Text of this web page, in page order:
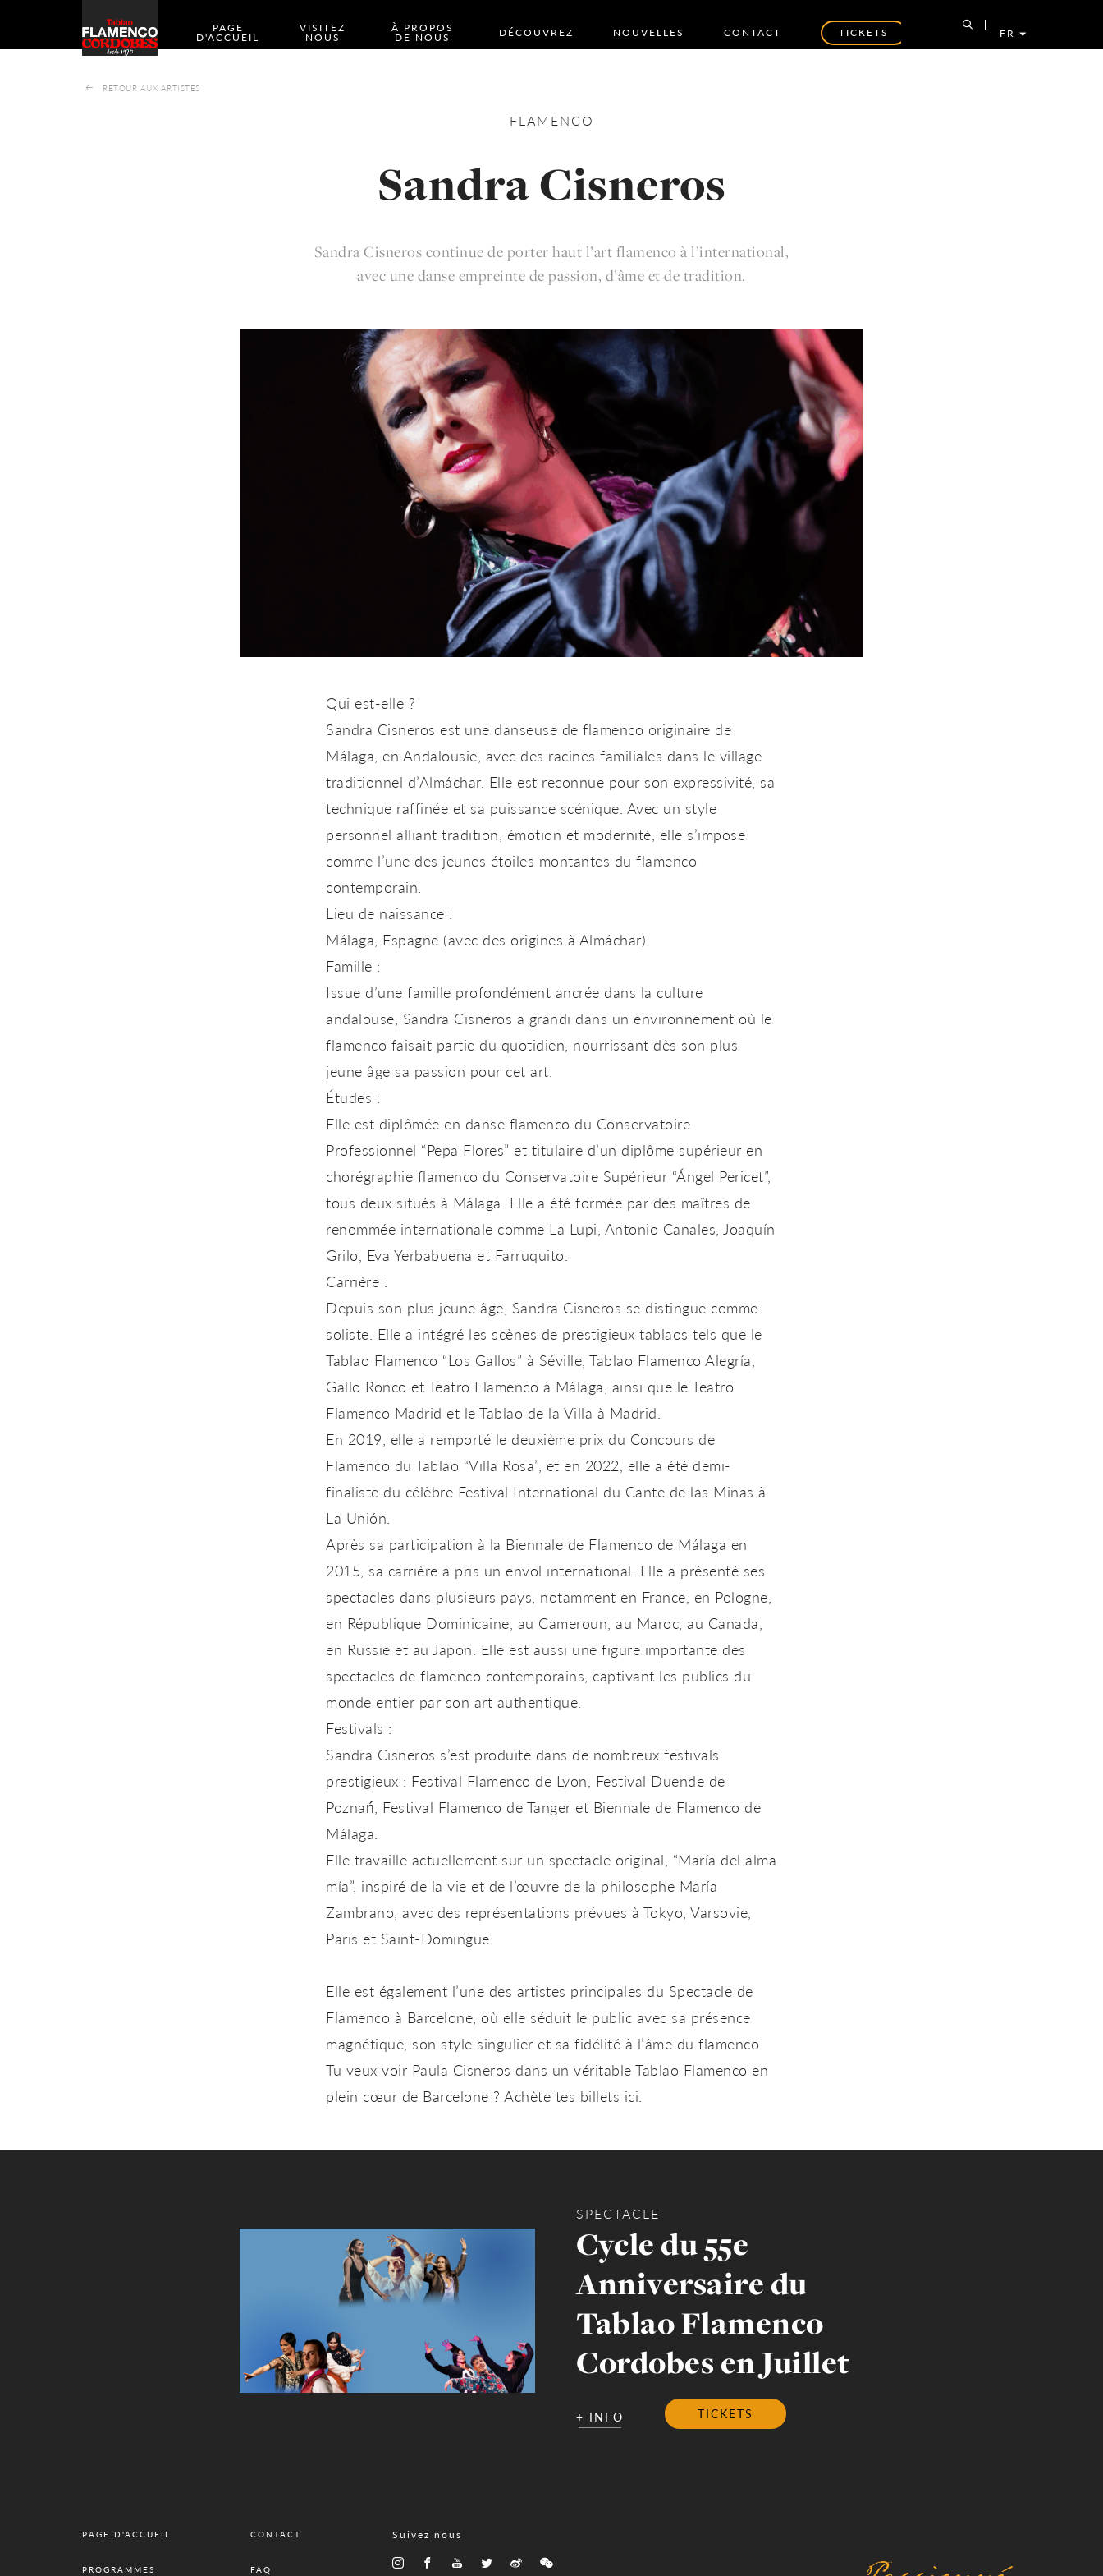
PAGE
D'ACCUEIL
VISITEZ
NOUS
À PROPOS
DE NOUS DÉCOUVREZ NOUVELLES CONTACT TICKETS FR
RETOUR AUX ARTISTES
FLAMENCO
Sandra Cisneros
Sandra Cisneros continue de porter haut l’art flamenco à l’international,
avec une danse empreinte de passion, d’âme et de tradition.
Qui est-elle ?
Sandra Cisneros est une danseuse de flamenco originaire de
Málaga, en Andalousie, avec des racines familiales dans le village
traditionnel d’Almáchar. Elle est reconnue pour son expressivité, sa
technique raffinée et sa puissance scénique. Avec un style
personnel alliant tradition, émotion et modernité, elle s’impose
comme l’une des jeunes étoiles montantes du flamenco
contemporain.
Lieu de naissance :
Málaga, Espagne (avec des origines à Almáchar)
Famille :
Issue d’une famille profondément ancrée dans la culture
andalouse, Sandra Cisneros a grandi dans un environnement où le
flamenco faisait partie du quotidien, nourrissant dès son plus
jeune âge sa passion pour cet art.
Études :
Elle est diplômée en danse flamenco du Conservatoire
Professionnel “Pepa Flores” et titulaire d’un diplôme supérieur en
chorégraphie flamenco du Conservatoire Supérieur “Ángel Pericet”,
tous deux situés à Málaga. Elle a été formée par des maîtres de
renommée internationale comme La Lupi, Antonio Canales, Joaquín
Grilo, Eva Yerbabuena et Farruquito.
Carrière :
Depuis son plus jeune âge, Sandra Cisneros se distingue comme
soliste. Elle a intégré les scènes de prestigieux tablaos tels que le
Tablao Flamenco “Los Gallos” à Séville, Tablao Flamenco Alegría,
Gallo Ronco et Teatro Flamenco à Málaga, ainsi que le Teatro
Flamenco Madrid et le Tablao de la Villa à Madrid.
En 2019, elle a remporté le deuxième prix du Concours de
Flamenco du Tablao “Villa Rosa”, et en 2022, elle a été demi-
finaliste du célèbre Festival International du Cante de las Minas à
La Unión.
Après sa participation à la Biennale de Flamenco de Málaga en
2015, sa carrière a pris un envol international. Elle a présenté ses
spectacles dans plusieurs pays, notamment en France, en Pologne,
en République Dominicaine, au Cameroun, au Maroc, au Canada,
en Russie et au Japon. Elle est aussi une figure importante des
spectacles de flamenco contemporains, captivant les publics du
monde entier par son art authentique.
Festivals :
Sandra Cisneros s’est produite dans de nombreux festivals
prestigieux : Festival Flamenco de Lyon, Festival Duende de
Poznań, Festival Flamenco de Tanger et Biennale de Flamenco de
Málaga.
Elle travaille actuellement sur un spectacle original, “María del alma
mía”, inspiré de la vie et de l’œuvre de la philosophe María
Zambrano, avec des représentations prévues à Tokyo, Varsovie,
Paris et Saint-Domingue.
Elle est également l’une des artistes principales du Spectacle de
Flamenco à Barcelone, où elle séduit le public avec sa présence
magnétique, son style singulier et sa fidélité à l’âme du flamenco.
Tu veux voir Paula Cisneros dans un véritable Tablao Flamenco en
plein cœur de Barcelone ? Achète tes billets ici.
SPECTACLE
Cycle du 55e
Anniversaire du
Tablao Flamenco
Cordobes en Juillet
+ INFO TICKETS
PAGE D'ACCUEIL
PROGRAMMES
CONTACT
FAQ
Suivez nous